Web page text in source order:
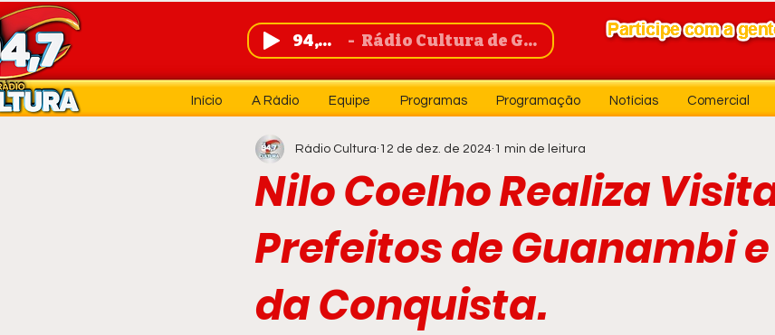
94,7 FM Rádio Cultura de Guanambi
Início A Rádio Equipe Programas Programação Notícias Comercial
Nilo Coelho Realiza
Prefeitos de Guanambi
da Conquista.
Rádio Cultura 12 de dez. de 2024 1 min de leitura